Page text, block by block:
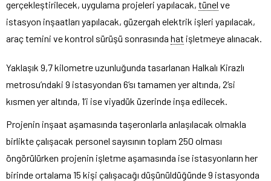
gerçekleştirilecek, uygulama projeleri yapılacak, tünel ve
istasyon inşaatları yapılacak, güzergah elektrik işleri yapılacak,
araç temini ve kontrol sürüşü sonrasında hat işletmeye alınacak.
Yaklaşık 9,7 kilometre uzunluğunda tasarlanan Halkalı Kirazlı
metrosu’ndaki 9 istasyondan 6’sı tamamen yer altında, 2’si
kısmen yer altında, 1’i ise viyadük üzerinde inşa edilecek.
Projenin inşaat aşamasında taşeronlarla anlaşılacak olmakla
birlikte çalışacak personel sayısının toplam 250 olması
öngörülürken projenin işletme aşamasında ise istasyonların her
birinde ortalama 15 kişi çalışacağı düşünüldüğünde 9 istasyonda